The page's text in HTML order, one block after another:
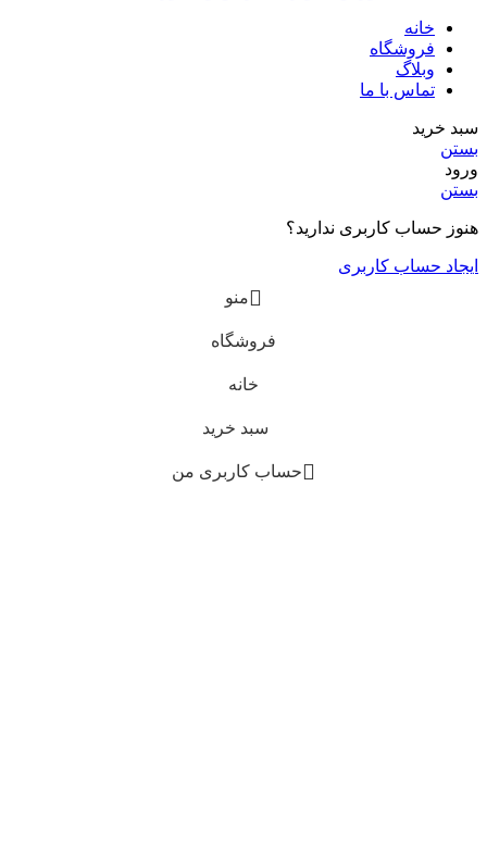
خانه
فروشگاه
وبلاگ
تماس با ما
خرید
حساب کاربری ندارید؟
حساب کاربری
منو
فروشگاه
خانه
سبد خرید
حساب کاربری من